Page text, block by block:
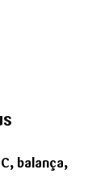
balança,